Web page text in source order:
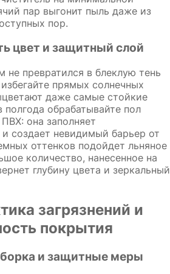
пар выгонит пыль даже из
пор.
цвет и защитный слой
не превратился в блеклую тень
прямых солнечных
даже самые стойкие
полгода обрабатывайте пол
она заполняет
создает невидимый барьер от
оттенков подойдет льняное
количество, нанесенное на
глубину цвета и зеркальный
загрязнений и
покрытия
и защитные меры